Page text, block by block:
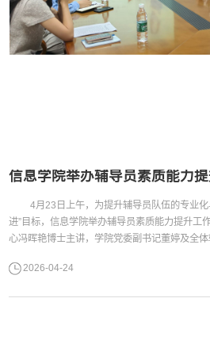
信息学院举办辅导员素质能力
4月23日上午，为提升辅导员队伍的专业化
进”目标，信息学院举办辅导员素质能力提升工
心冯晖艳博士主讲，学院党委副书记董婷及
学生工作经历，围绕课题申报的重要意义、申报
2026-04-24